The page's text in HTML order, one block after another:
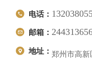
电话：
邮箱：
地址： 郑州市高